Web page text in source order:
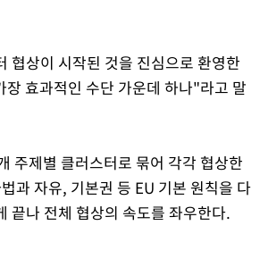
협상이 시작된 것을 진심으로 환영한
효과적인 수단 가운데 하나"라고 말
주제별 클러스터로 묶어 각각 협상한
과 자유, 기본권 등 EU 기본 원칙을 다
끝나 전체 협상의 속도를 좌우한다.